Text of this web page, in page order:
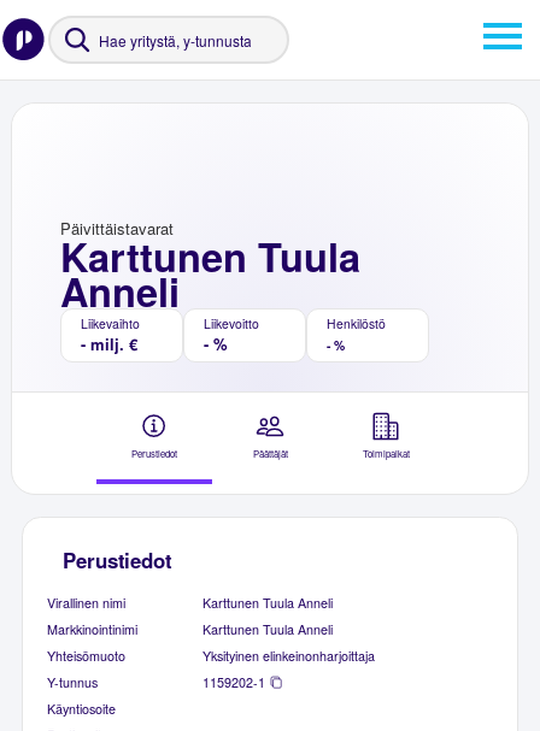
Karttunen Tuula
Anneli
Päivittäistavarat
Liikevaihto
- milj. €
Liikevoitto
- %
Henkilöstö
- %
Perustiedot Päättäjät Toimipaikat
Perustiedot
Virallinen nimi
Karttunen Tuula Anneli
Markkinointinimi
Karttunen Tuula Anneli
Yhteisömuoto
Yksityinen elinkeinonharjoittaja
Y-tunnus
1159202-1
Käyntiosoite